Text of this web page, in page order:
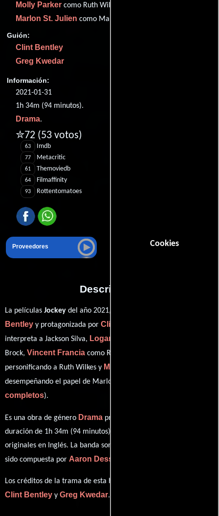
Cookies
Molly Parker como Ruth Wilkes
Marlon St. Julien como Marlon St. Julien
Guión:
Clint Bentley
Greg Kwedar
Información:
2021-01-31
1h 34m (94 minutos).
Drama.
✮72 (53 votos)
63 Imdb
77 Metacritic
61 Themoviedb
64 Filmaffinity
93 Rottentomatoes
Proveedores
Descripción
La películas Jockey del año 2021, está dirigida por
Bentley y protagonizada por Clifton Collins Jr.
interpreta a Jackson Silva, Logan Cormier
Brock, Vincent Francia como Ronnie Langford,
personificando a Ruth Wilkes y Marlon St. Julien
desempeñando el papel de Marlon St. Julien (
completos).
Es una obra de género Drama producida en EE.UU.. Con una
duración de 1h 34m (94 minutos), esta película tiene diálogos
originales en Inglés. La banda sonora para esta producción ha
sido compuesta por Aaron Dessner
Los créditos de la trama de esta historia están divididos entre
Clint Bentley y Greg Kwedar.